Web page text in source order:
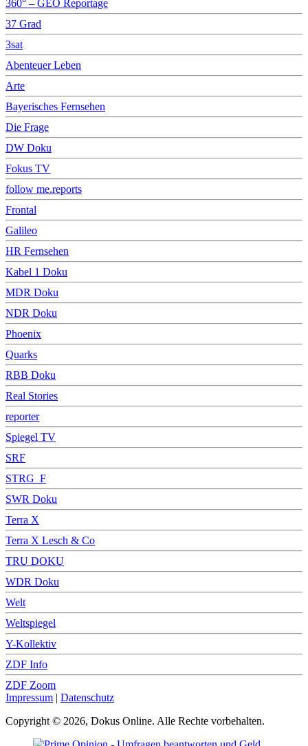
360° – GEO Reportage
37 Grad
3sat
Abenteuer Leben
Arte
Bayerisches Fernsehen
Die Frage
DW Doku
Fokus TV
follow me.reports
Frontal
Galileo
HR Fernsehen
Kabel 1 Doku
MDR Doku
NDR Doku
Phoenix
Quarks
RBB Doku
Real Stories
reporter
Spiegel TV
SRF
STRG_F
SWR Doku
Terra X
Terra X Lesch & Co
TRU DOKU
WDR Doku
Welt
Weltspiegel
Y-Kollektiv
ZDF Info
ZDF Zoom
Impressum | Datenschutz
Copyright © 2026, Dokus Online. Alle Rechte vorbehalten.